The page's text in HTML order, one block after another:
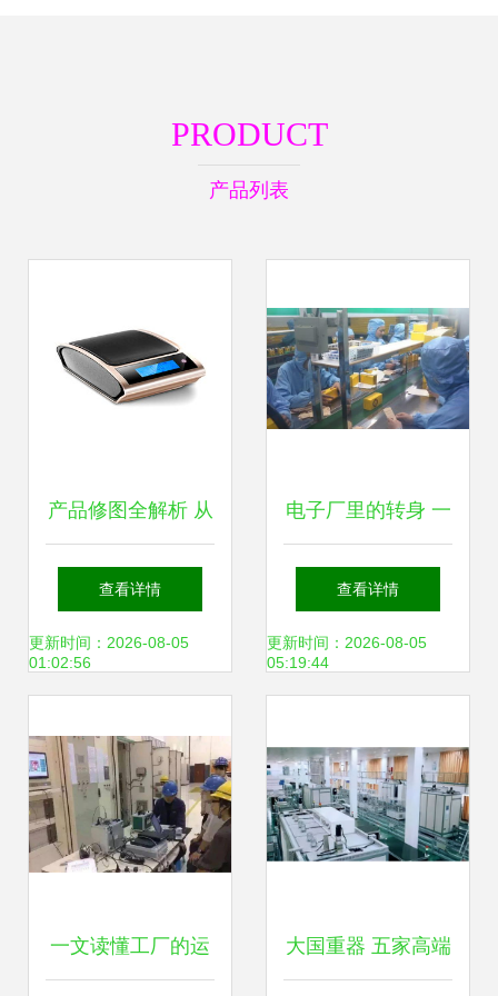
PRODUCT
产品列表
产品修图全解析 从
家电到化妆品，探
索视觉优化与行业
查看详情
更新时间：2026-08-05
01:02:56
电子厂里的转身 一
位90后线长的辞职
选择与日用电器修
查看详情
更新时间：2026-08-05
05:19:44
一文读懂工厂的运 大国重器 五家高端